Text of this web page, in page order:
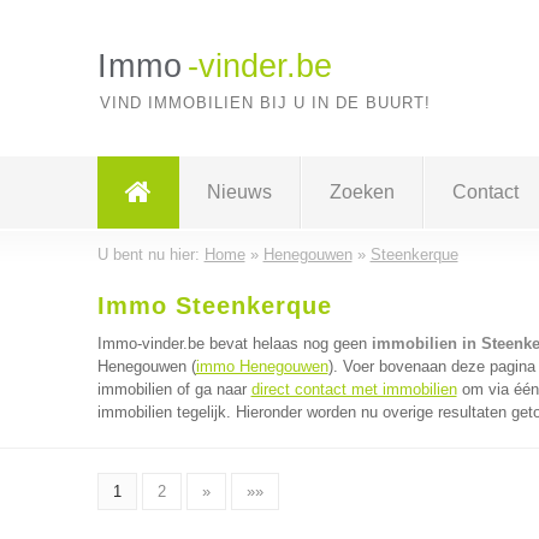
Immo -vinder.be
VIND IMMOBILIEN BIJ U IN DE BUURT!
Nieuws Zoeken Contact
U bent nu hier: Home» Henegouwen» Steenkerque
Immo Steenkerque
Immo-vinder.be bevat helaas nog geen immobilien in
Henegouwen (immo Henegouwen). Voer bovenaan deze
immobilien of ga naar direct contact met immobilienom via
immobilien tegelijk. Hieronder worden nu overige resultaten
1 2 » »»